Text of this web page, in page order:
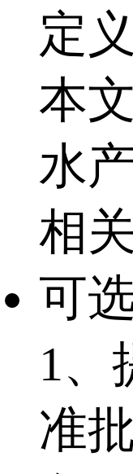
定义
本
水
相
可
1、
准